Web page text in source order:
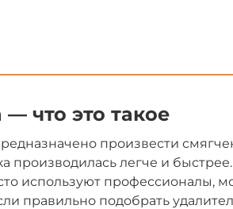
что это такое
произвести
производилась легче и быстрее.
используют профессионалы,
правильно подобрать